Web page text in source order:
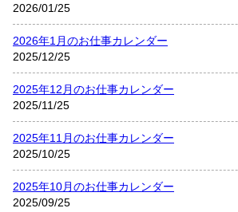
2026/01/25
2026年1月のお仕事カレンダー
2025/12/25
2025年12月のお仕事カレンダー
2025/11/25
2025年11月のお仕事カレンダー
2025/10/25
2025年10月のお仕事カレンダー
2025/09/25